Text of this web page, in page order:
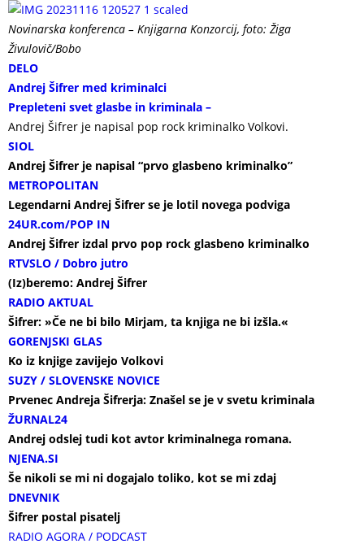
Novinarska konferenca – Knjigarna Konzorcij, foto: Žiga
Živulovič/Bobo
DELO
Andrej Šifrer med kriminalci
Prepleteni svet glasbe in kriminala –
Andrej Šifrer je napisal pop rock kriminalko Volkovi.
SIOL
Andrej Šifrer je napisal “prvo glasbeno kriminalko”
METROPOLITAN
Legendarni Andrej Šifrer se je lotil novega podviga
24UR.com/POP IN
Andrej Šifrer izdal prvo pop rock glasbeno kriminalko
RTVSLO / Dobro jutro
(Iz)beremo: Andrej Šifrer
RADIO AKTUAL
Šifrer: »Če ne bi bilo Mirjam, ta knjiga ne bi izšla.«
GORENJSKI GLAS
Ko iz knjige zavijejo Volkovi
SUZY / SLOVENSKE NOVICE
Prvenec Andreja Šifrerja: Znašel se je v svetu kriminala
ŽURNAL24
Andrej odslej tudi kot avtor kriminalnega romana.
NJENA.SI
Še nikoli se mi ni dogajalo toliko, kot se mi zdaj
DNEVNIK
Šifrer postal pisatelj
RADIO AGORA / PODCAST